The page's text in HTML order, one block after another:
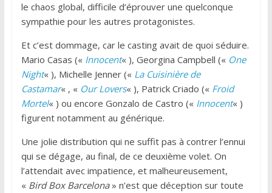
le chaos global, difficile d’éprouver une quelconque
sympathie pour les autres protagonistes.
Et c’est dommage, car le casting avait de quoi séduire.
Mario Casas (« Innocent« ), Georgina Campbell (« One
Night« ), Michelle Jenner (« La Cuisinière de
Castamar« , « Our Lovers« ), Patrick Criado (« Froid
Mortel« ) ou encore Gonzalo de Castro (« Innocent« )
figurent notamment au générique.
Une jolie distribution qui ne suffit pas à contrer l’ennui
qui se dégage, au final, de ce deuxième volet. On
l’attendait avec impatience, et malheureusement,
« Bird Box Barcelona» n’est que déception sur toute